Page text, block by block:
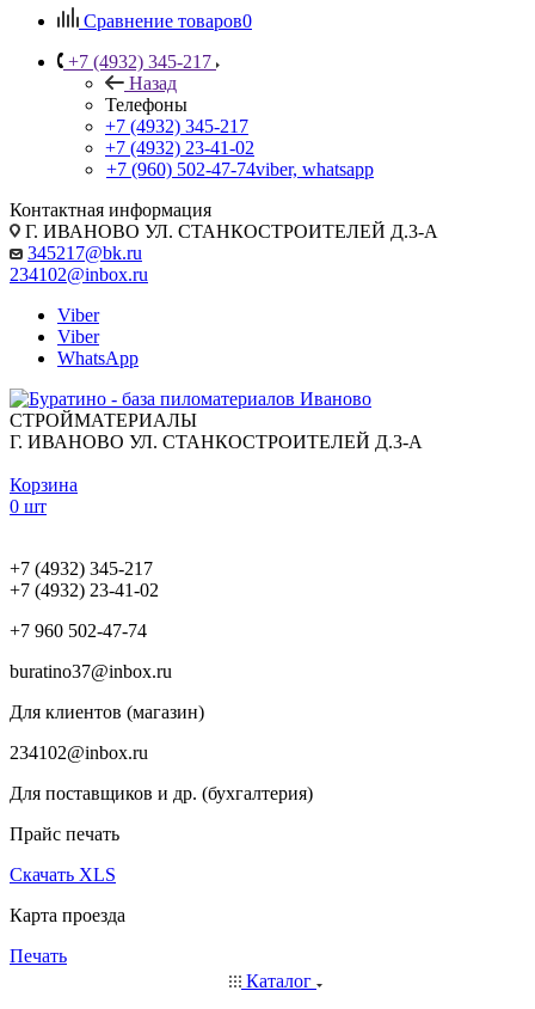
Сравнение товаров0
+7 (4932) 345-217
Назад
Телефоны
+7 (4932) 345-217
+7 (4932) 23-41-02
+7 (960) 502-47-74viber, whatsapp
Контактная информация
Г. ИВАНОВО УЛ. СТАНКОСТРОИТЕЛЕЙ Д.3-А
345217@bk.ru
234102@inbox.ru
Viber
Viber
WhatsApp
СТРОЙМАТЕРИАЛЫ
Г. ИВАНОВО УЛ. СТАНКОСТРОИТЕЛЕЙ Д.3-А
Корзина
0 шт
+7 (4932) 345-217
+7 (4932) 23-41-02
+7 960 502-47-74
buratino37@inbox.ru
Для клиентов (магазин)
234102@inbox.ru
Для поставщиков и др. (бухгалтерия)
Прайс печать
Скачать XLS
Карта проезда
Печать
Каталог